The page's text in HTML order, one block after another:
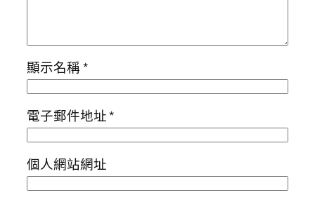
顯示名稱*
電子郵件地址*
個人網站網址